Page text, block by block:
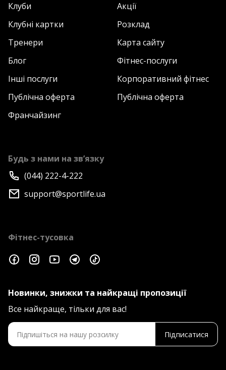
Клуби
Акції
Клубні картки
Розклад
Тренери
Карта сайту
Блог
Фітнес-послуги
Інші послуги
Корпоративний фітнес
Публічна оферта
Публічна оферта
Франчайзинг
Будь з нами на зв’язку
(044) 222-4-222
support@sportlife.ua
Фітнес-тусовка
Новинки, знижки та найкращі пропозиції
Все найкраще, тільки для вас!
Підписатися